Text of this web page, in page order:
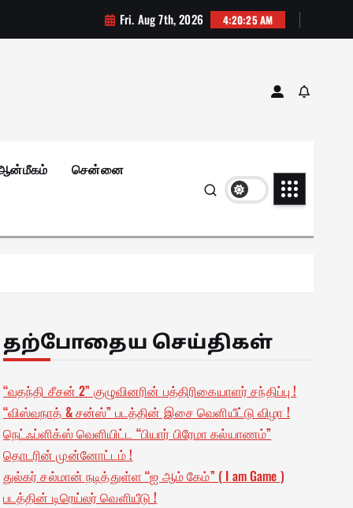
Fri. Aug 7th, 2026 4:20:26 AM
சென்னை
தற்போதைய செய்திகள்
“வதந்தி சீசன் 2” குழுவினரின் பத்திரிகையாளர் சந்திப்பு !
“விஸ்வநாத் & சன்ஸ்” படத்தின் இசை வெளியீட்டு விழா !
நெட்ஃப்ளிக்ஸ் வெளியிட்ட “பியார் பிரேமா கல்யாணம்”
தொடரின் முன்னோட்டம் !
துல்கர் சல்மான் நடித்துள்ள “ஐ ஆம் கேம்” ( I am Game )
படத்தின் டிரெய்லர் வெளியீடு !